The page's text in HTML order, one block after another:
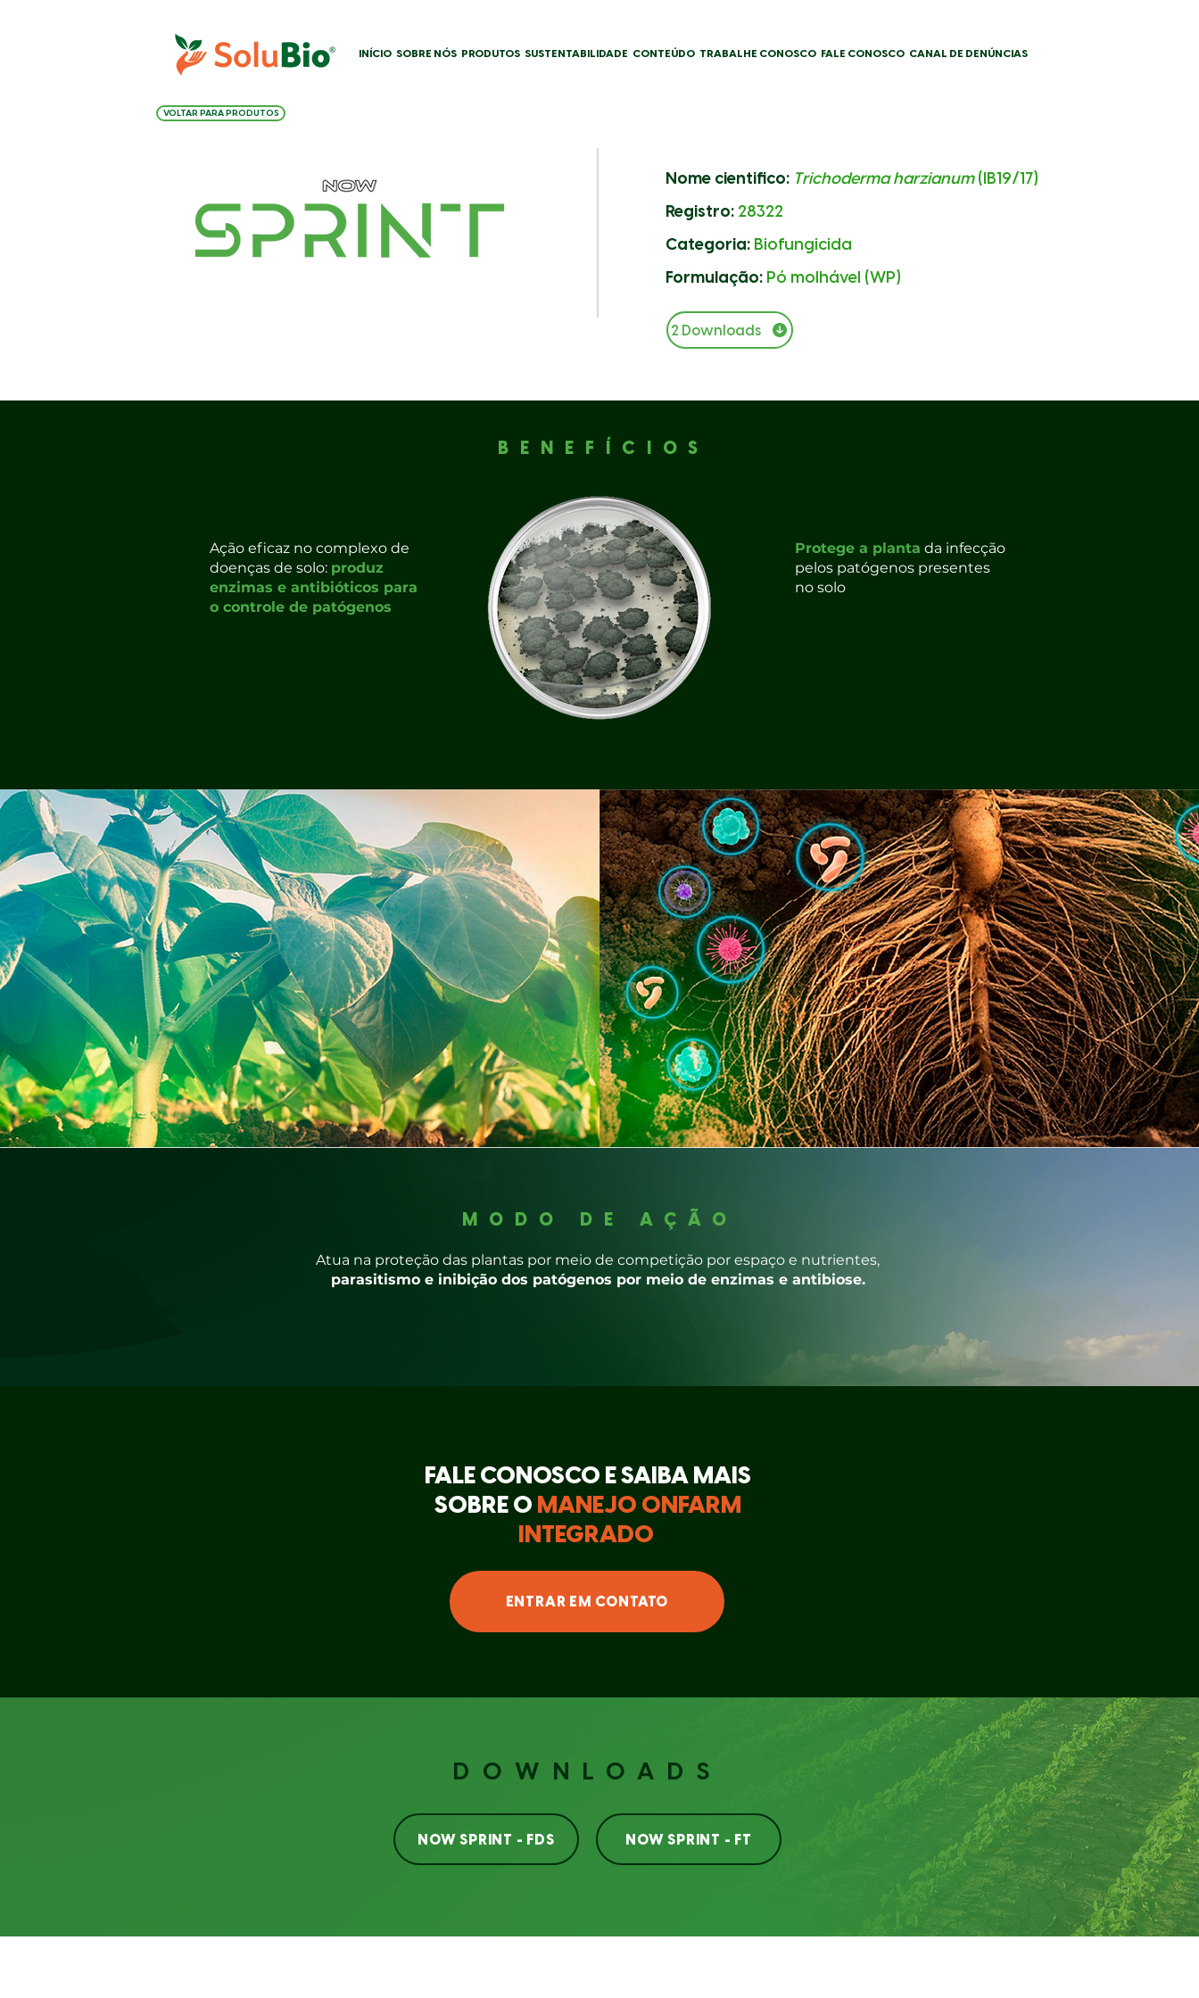
INÍCIO SOBRE NÓS PRODUTOS SUSTENTABILIDADE CONTEÚDO TRABALHE CONOSCO FALE CONOSCO CANAL DE DENÚNCIAS
VOLTAR PARA PRODUTOS
Nome cientifico: ​ Trichoderma harzianum(IB19/17)
Registro: 28322
Categoria: Biofungicida
Formulação: Pó molhável (WP)
2 Downloads
BENEFÍCIOS
Ação eficaz no complexo de
doenças de solo: produz
enzimas e antibióticos para
o controle de patógenos
Protege a planta da infecção
pelos patógenos presentes
no solo
MODO DE AÇÃO
Atua na proteção das plantas por meio de competição por espaço e nutrientes,
parasitismo e inibição dos patógenos por meio de enzimas e antibiose.
FALE CONOSCO E SAIBA MAIS
SOBRE O MANEJO ONFARM
INTEGRADO
ENTRAR EM CONTATO
DOWNLOADS
NOW SPRINT - FDS NOW SPRINT - FT